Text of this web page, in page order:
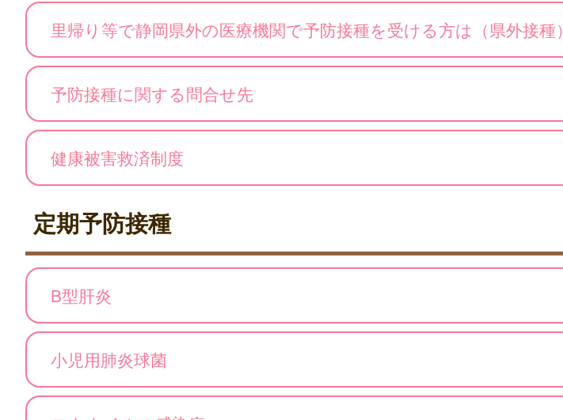
里帰り等で静岡県外の医療機関で予防接種を受ける方は（県外接種）
予防接種に関する問合せ先
健康被害救済制度
定期予防接種
B型肝炎
小児用肺炎球菌